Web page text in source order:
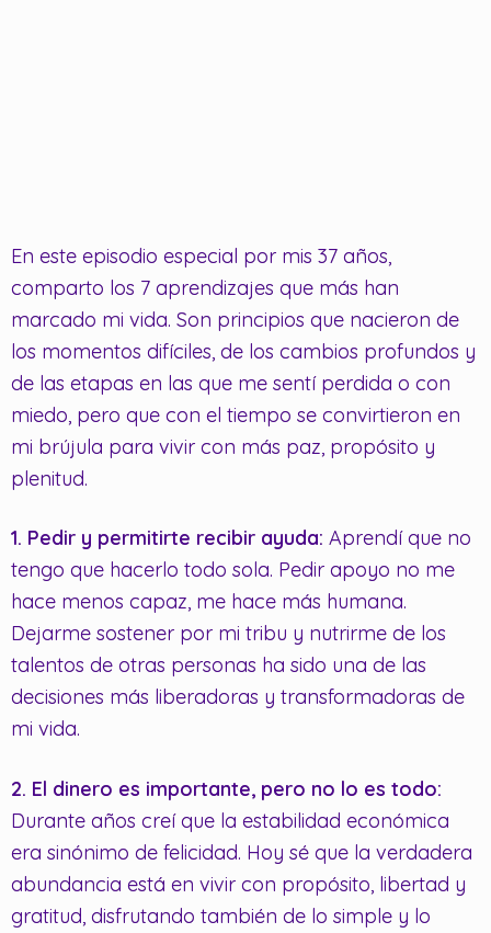
En este episodio especial por mis 37 años,
comparto los 7 aprendizajes que más han
marcado mi vida. Son principios que nacieron de
los momentos difíciles, de los cambios profundos y
de las etapas en las que me sentí perdida o con
miedo, pero que con el tiempo se convirtieron en
mi brújula para vivir con más paz, propósito y
plenitud.
1. Pedir y permitirte recibir ayuda: Aprendí que no
tengo que hacerlo todo sola. Pedir apoyo no me
hace menos capaz, me hace más humana.
Dejarme sostener por mi tribu y nutrirme de los
talentos de otras personas ha sido una de las
decisiones más liberadoras y transformadoras de
mi vida.
2. El dinero es importante, pero no lo es todo:
Durante años creí que la estabilidad económica
era sinónimo de felicidad. Hoy sé que la verdadera
abundancia está en vivir con propósito, libertad y
gratitud, disfrutando también de lo simple y lo